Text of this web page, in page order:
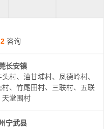
咨询
长安镇
村、油甘埔村、凤德岭村、
、竹尾田村、三联村、五联
天堂围村
宁武县